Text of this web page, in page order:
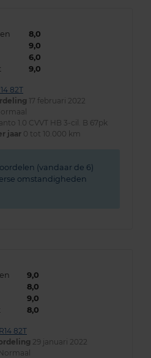
8,0
9,0
6,0
9,0
82T
17 februari 2022
1.0 CVVT HB 3-cil. B 67pk
jaar 0 tot 10.000 km
(vandaar de 6)
omstandigheden
9,0
8,0
9,0
8,0
82T
29 januari 2022
Normaal